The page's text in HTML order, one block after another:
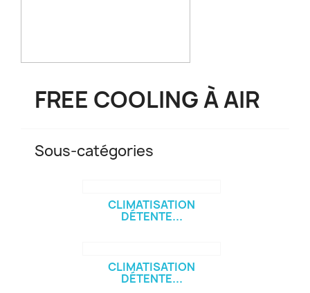
FREE COOLING À AIR
Sous-catégories
CLIMATISATION
DÉTENTE...
CLIMATISATION
DÉTENTE...